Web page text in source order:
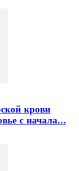
крови
с начала…